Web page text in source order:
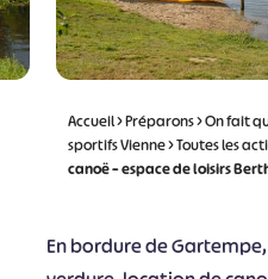
Accueil>Préparons>On fait
sportifs Vienne>Toutes les
canoë – espace de loisirs
En bordure de